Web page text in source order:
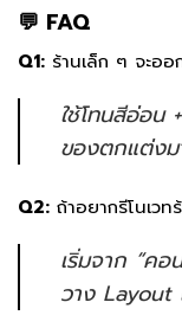
💬 FAQ
Q1: ร้านเล็ก ๆ จะอ
ใช้โทนสีอ่อน
ของตกแต่งม
Q2: ถ้าอยากรีโนเวท
เริ่มจาก “ค
วาง Layout